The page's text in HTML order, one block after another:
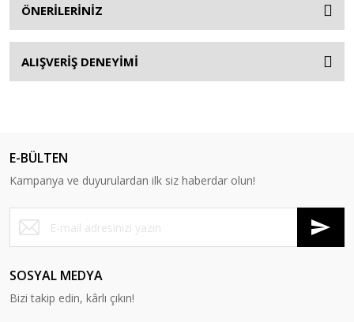
ÖNERİLERİNİZ
ALIŞVERİŞ DENEYİMİ
E-BÜLTEN
Kampanya ve duyurulardan ilk siz haberdar olun!
SOSYAL MEDYA
Bizi takip edin, kârlı çıkın!